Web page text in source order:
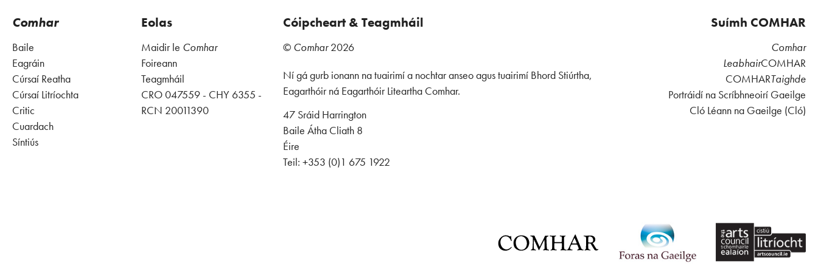
Comhar
Baile
Eagráin
Cúrsaí Reatha
Cúrsaí Litríochta
Critic
Cuardach
Síntiús
Eolas
Maidir le Comhar
Foireann
Teagmháil
CRO 047559 - CHY 6355 -
RCN 20011390
Cóipcheart & Teagmháil
© Comhar2026
Ní gá gurb ionann na tuairimí a nochtar anseo agus tuairimí Bhord Stiúrtha,
Eagarthóir ná Eagarthóir Liteartha Comhar.
47 Sráid Harrington
Baile Átha Cliath 8
Éire
Teil: +353 (0)1 675 1922
Suímh COMHAR
Comhar
LeabhairCOMHAR
COMHARTaighde
Portráidí na Scríbhneoirí Gaeilge
Cló Léann na Gaeilge (Cló)